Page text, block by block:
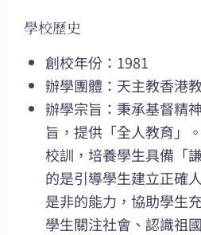
學校歷史
創校年份：1981
辦學團體：天主教香港
辦學宗旨：秉承基督精
旨，提供「全人教育」
校訓，培養學生具備「
的是引導學生建立正確
是非的能力，協助學生
學生關注社會、認識祖